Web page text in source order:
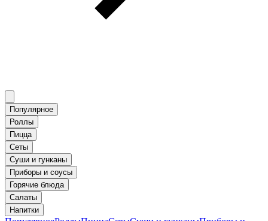
Популярное
Роллы
Пицца
Сеты
Суши и гунканы
Приборы и соусы
Горячие блюда
Салаты
Напитки